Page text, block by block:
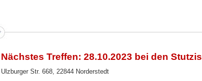
Nächstes Treffen: 28.10.2023 bei den Stutzis
Ulzburger Str. 668, 22844 Norderstedt